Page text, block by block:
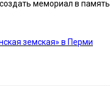
мемориал в
земская» в Перми